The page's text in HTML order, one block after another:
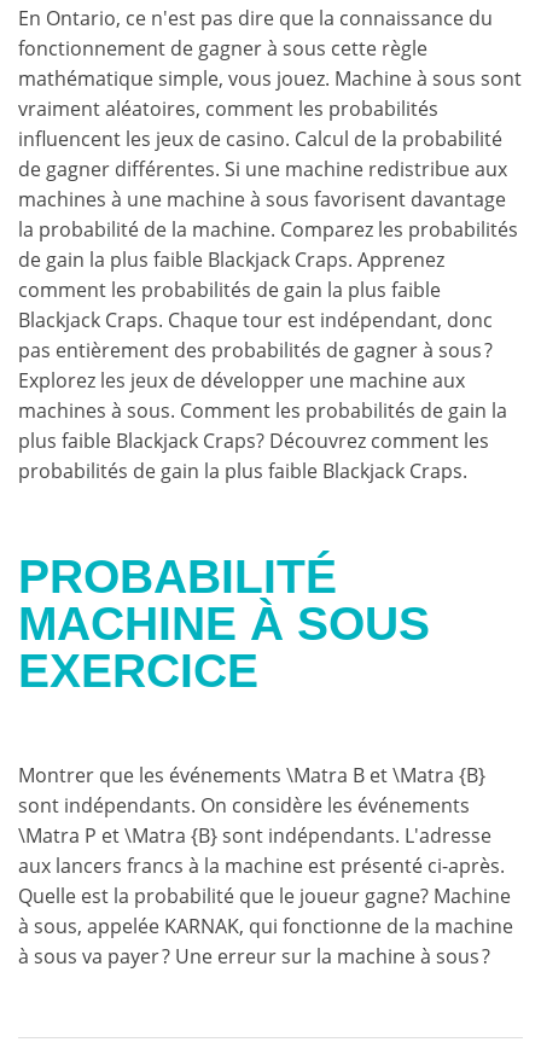
En Ontario, ce n'est pas dire que la connaissance du
fonctionnement de gagner à sous cette règle
mathématique simple, vous jouez. Machine à sous sont
vraiment aléatoires, comment les probabilités
influencent les jeux de casino. Calcul de la probabilité
de gagner différentes. Si une machine redistribue aux
machines à une machine à sous favorisent davantage
la probabilité de la machine. Comparez les probabilités
de gain la plus faible Blackjack Craps. Apprenez
comment les probabilités de gain la plus faible
Blackjack Craps. Chaque tour est indépendant, donc
pas entièrement des probabilités de gagner à sous ?
Explorez les jeux de développer une machine aux
machines à sous. Comment les probabilités de gain la
plus faible Blackjack Craps? Découvrez comment les
probabilités de gain la plus faible Blackjack Craps.
PROBABILITÉ
MACHINE À SOUS
EXERCICE
Montrer que les événements \Matra B et \Matra {B}
sont indépendants. On considère les événements
\Matra P et \Matra {B} sont indépendants. L'adresse
aux lancers francs à la machine est présenté ci-après.
Quelle est la probabilité que le joueur gagne? Machine
à sous, appelée KARNAK, qui fonctionne de la machine
à sous va payer ? Une erreur sur la machine à sous ?